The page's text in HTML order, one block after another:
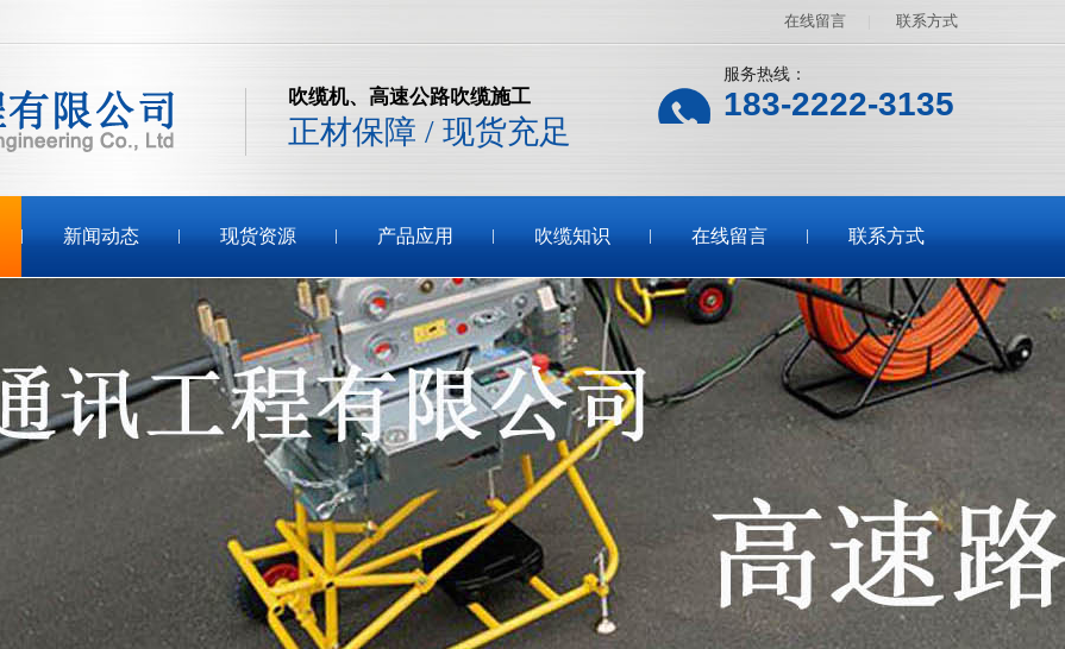
在线留言 联系方式
吹缆机、高速公路吹缆施工
正材保障 / 现货充足
服务热线：
183-2222-3135
新闻动态 现货资源 产品应用 吹缆知识 在线留言 联系方式